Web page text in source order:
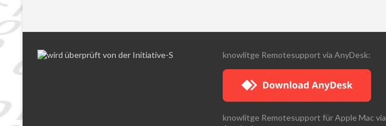
knowlitge Remotesupport via AnyDesk:
knowlitge Remotesupport für Apple Mac via